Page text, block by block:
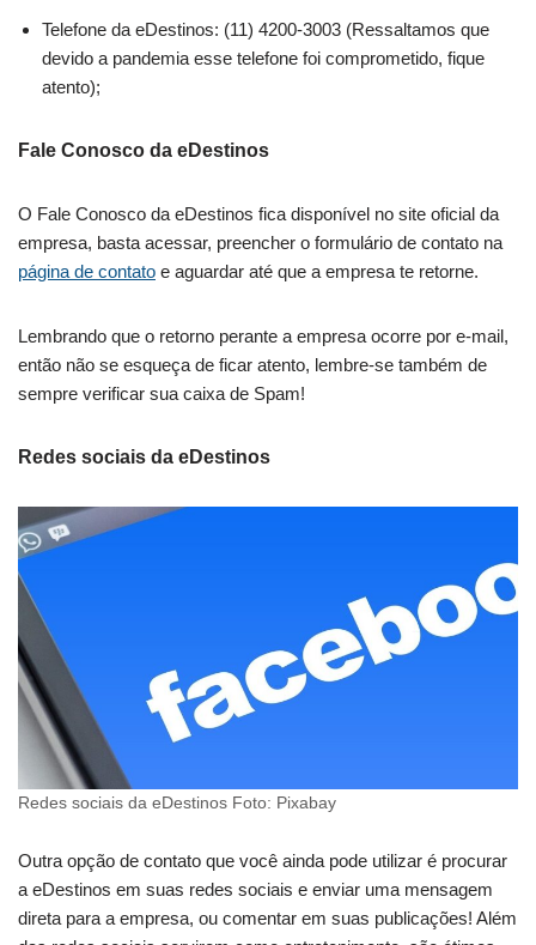
Telefone da eDestinos: (11) 4200-3003 (Ressaltamos que
devido a pandemia esse telefone foi comprometido, fique
atento);
Fale Conosco da eDestinos
O Fale Conosco da eDestinos fica disponível no site oficial da
empresa, basta acessar, preencher o formulário de contato na
página de contato e aguardar até que a empresa te retorne.
Lembrando que o retorno perante a empresa ocorre por e-mail,
então não se esqueça de ficar atento, lembre-se também de
sempre verificar sua caixa de Spam!
Redes sociais da eDestinos
Redes sociais da eDestinos Foto: Pixabay
Outra opção de contato que você ainda pode utilizar é procurar
a eDestinos em suas redes sociais e enviar uma mensagem
direta para a empresa, ou comentar em suas publicações! Além